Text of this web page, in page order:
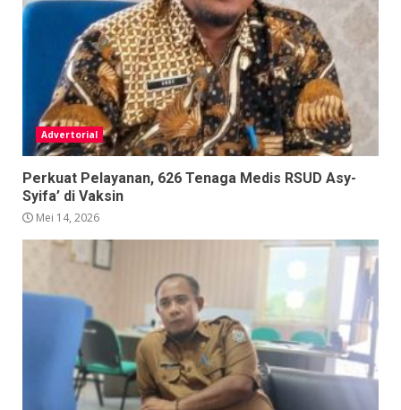
Advertorial
Perkuat Pelayanan, 626 Tenaga Medis RSUD Asy-
Syifa’ di Vaksin
Mei 14, 2026